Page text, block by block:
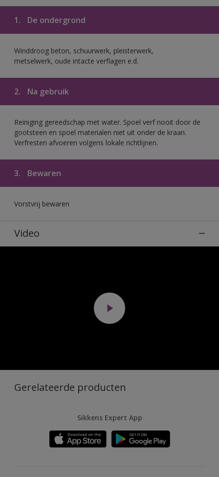
1. De ondergrond
Winddroog beton, schuurwerk, pleisterwerk,
metselwerk, oude intacte verflagen e.d.
2. Na gebruik
Reiniging gereedschap met water. Spoel verf nooit door de
gootsteen en spoel materialen niet uit onder de kraan.
Verfresten afvoeren volgens lokale richtlijnen.
3. Bewaren
Vorstvrij bewaren
Video
Gerelateerde producten
Sikkens Expert App